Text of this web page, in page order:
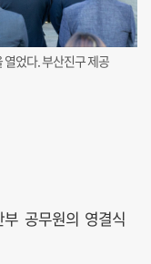
었다. 부산진구 제공
공무원의 영결식